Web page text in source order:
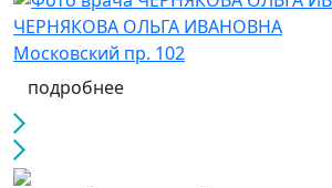
ЧЕРНЯКОВА ОЛЬГА ИВАНОВНА
Московский пр. 102
подробнее